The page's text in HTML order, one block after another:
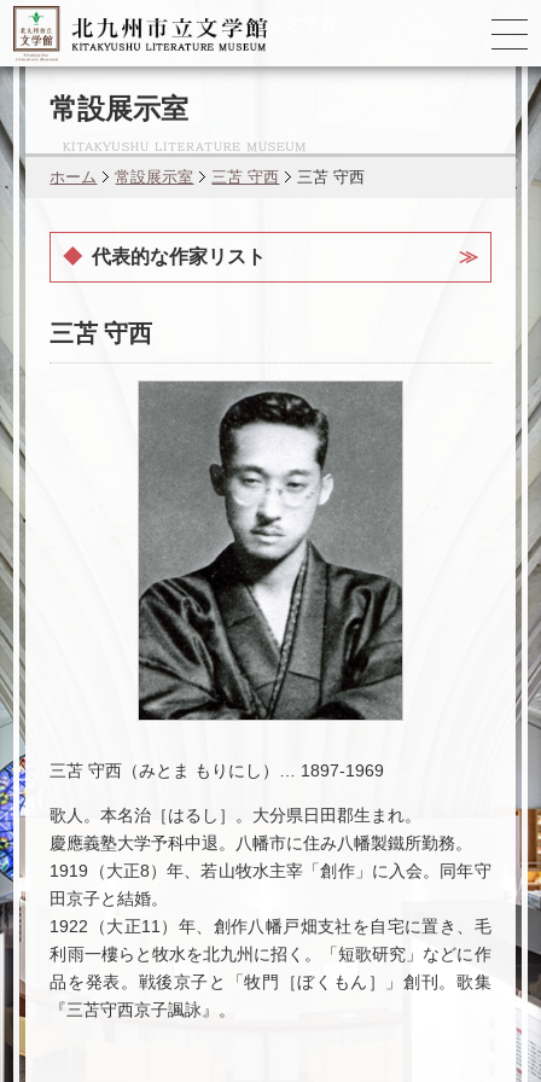
ゆかりの
常設展示室
ホーム 常設展示室 三苫 守西 三苫 守西
三苫 守西
三苫 守西（みとま もりにし）… 1897-1969
歌人。本名治［はるし］。大分県日田郡生まれ。
慶應義塾大学予科中退。八幡市に住み八幡製鐵所勤務。
1919（大正8）年、若山牧水主宰「創作」に入会。同年守
田京子と結婚。
1922（大正11）年、創作八幡戸畑支社を自宅に置き、毛
利雨一樓らと牧水を北九州に招く。「短歌研究」などに作
品を発表。戦後京子と「牧門［ぼくもん］」創刊。歌集
『三苫守西京子諷詠』。
代表的な作家リスト
杉田 久女
火野 葦平
宗 左近